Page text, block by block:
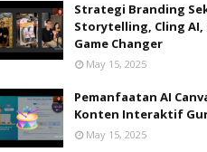
Strategi Branding
Storytelling, Cling AI,
Game Changer
May 15, 2025
Pemanfaatan AI
Konten Interaktif
May 15, 2025